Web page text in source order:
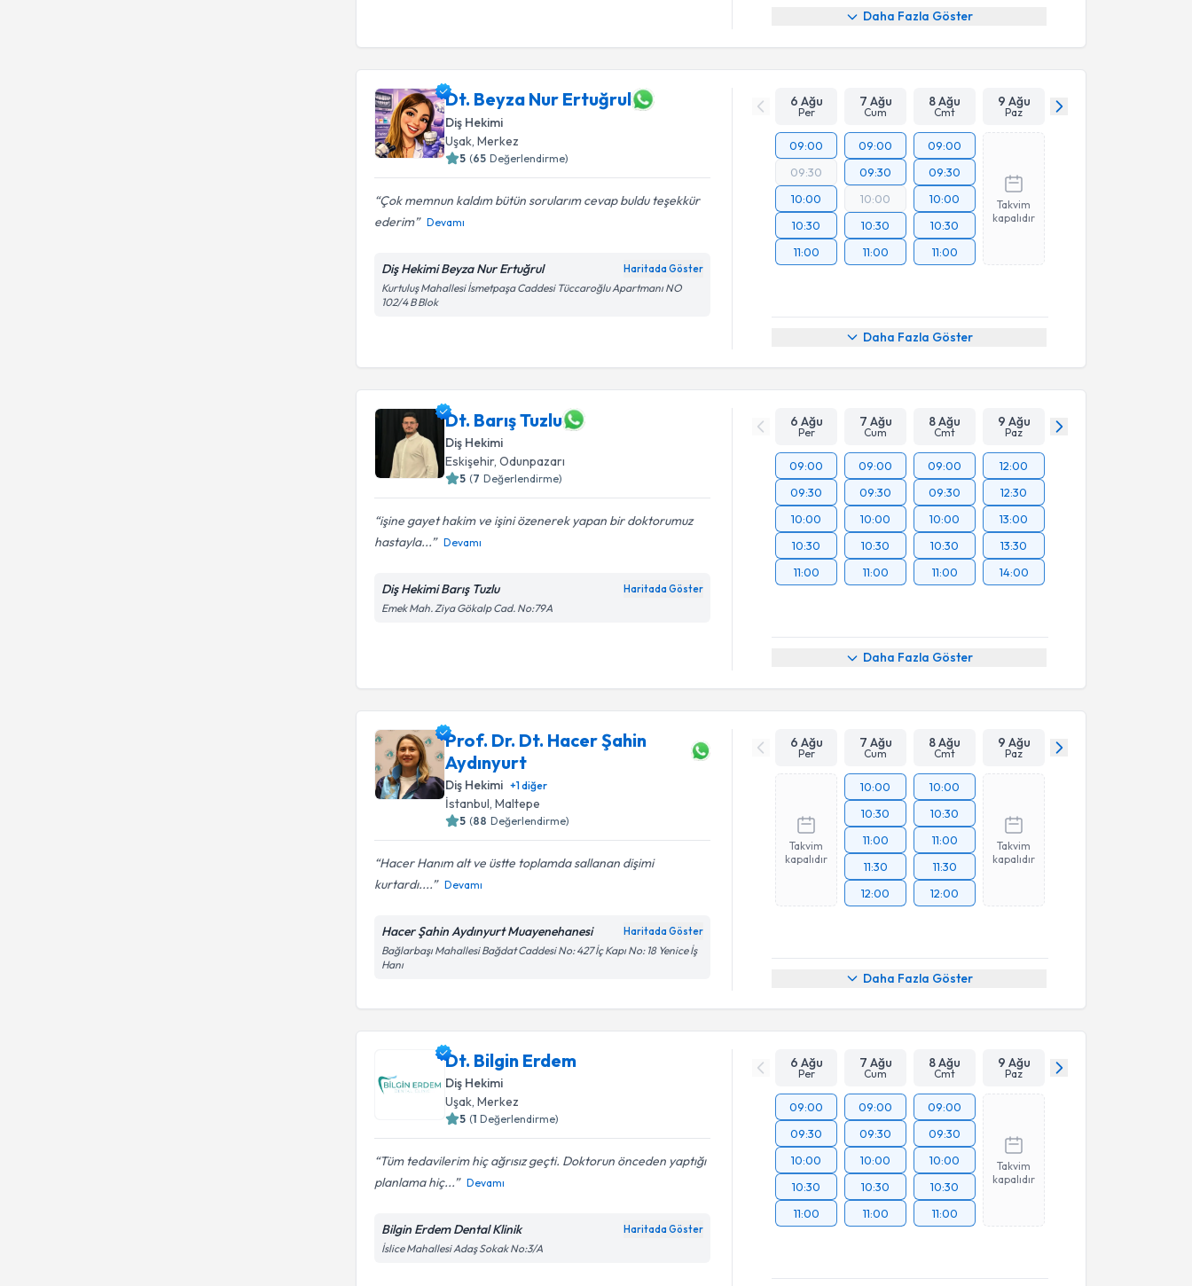
Daha Fazla Göster
Dt. Beyza Nur Ertuğrul
Diş Hekimi
Uşak , Merkez
5 (65 Değerlendirme)
Çok memnun kaldım bütün sorularım cevap buldu teşekkür
ederim
Devamı
Diş Hekimi Beyza Nur Ertuğrul Haritada Göster
Kurtuluş Mahallesi İsmetpaşa Caddesi Tüccaroğlu Apartmanı NO
102/4 B Blok
6 Ağu
Per
7 Ağu
Cum
8 Ağu
Cmt
9 Ağu
Paz
09:00
09:30
10:00
10:30
11:00
09:00
09:30
10:00
10:30
11:00
09:00
09:30
10:00
10:30
11:00
Takvim
kapalıdır
Daha Fazla Göster
Dt. Barış Tuzlu
Diş Hekimi
Eskişehir, Odunpazarı
5 (7 Değerlendirme)
işine gayet hakim ve işini özenerek yapan bir doktorumuz
hastayla...
Devamı
Diş Hekimi Barış Tuzlu Haritada Göster
Emek Mah. Ziya Gökalp Cad. No:79A
6 Ağu
Per
7 Ağu
Cum
8 Ağu
Cmt
9 Ağu
Paz
09:00
09:30
10:00
10:30
11:00
09:00
09:30
10:00
10:30
11:00
09:00
09:30
10:00
10:30
11:00
12:00
12:30
13:00
13:30
14:00
Daha Fazla Göster
Prof. Dr. Dt. Hacer Şahin
Aydınyurt
Diş Hekimi +1diğer
İstanbul , Maltepe
5 (88 Değerlendirme)
Hacer Hanım alt ve üstte toplamda sallanan dişimi
kurtardı....
Devamı
Hacer Şahin Aydınyurt Muayenehanesi Haritada Göster
Bağlarbaşı Mahallesi Bağdat Caddesi No: 427 İç Kapı No: 18 Yenice İş
Hanı
6 Ağu
Per
7 Ağu
Cum
8 Ağu
Cmt
9 Ağu
Paz
Takvim
kapalıdır
10:00
10:30
11:00
11:30
12:00
10:00
10:30
11:00
11:30
12:00
Takvim
kapalıdır
Daha Fazla Göster
Dt. Bilgin Erdem
Diş Hekimi
Uşak, Merkez
5 (1 Değerlendirme)
Tüm tedavilerim hiç ağrısız geçti. Doktorun önceden yaptığı
planlama hiç...
Devamı
Bilgin Erdem Dental Klinik Haritada Göster
İslice Mahallesi Adaş Sokak No:3/A
6 Ağu
Per
7 Ağu
Cum
8 Ağu
Cmt
9 Ağu
Paz
09:00
09:30
10:00
10:30
11:00
09:00
09:30
10:00
10:30
11:00
09:00
09:30
10:00
10:30
11:00
Takvim
kapalıdır